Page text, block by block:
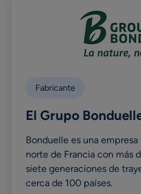
Fabricante
El Grupo
Bonduelle es una
norte de Francia con más
siete generaciones de
cerca de 100 países.